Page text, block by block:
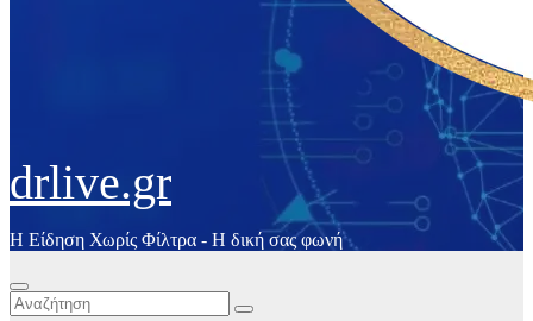
drlive.gr
Η Είδηση Χωρίς Φίλτρα - H δική σας φωνή